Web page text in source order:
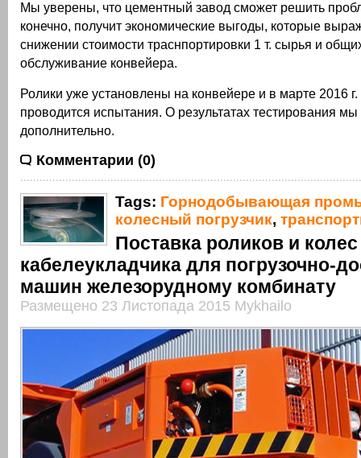
Мы уверены, что цементный завод сможет решить
конечно, получит экономические выгоды, которые
снижении стоимости траснпортировки 1 т. сырья и
обслуживание конвейера.
Ролики уже установлены на конвейере и в марте 2016 г.
проводится испытания. О результатах тестирования
дополнительно.
Комментарии (0)
Tags: Горнодобывающая
колесный погрузчик,
Поставка роликов и колес
кабелеукладчика для погрузочно-
машин железорудному комбинату
Размещено 23 Листопада 2015 Mykhailo